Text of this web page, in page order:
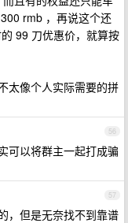
rmb ，再说这个还
99 刀优惠价，就算按
太像个人实际需要的拼
56
可以将群主一起打成骗
57
，但是无奈找不到靠谱